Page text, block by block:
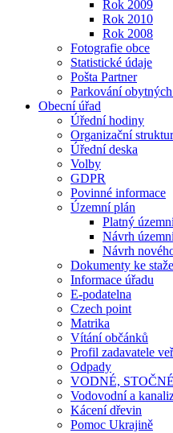
Rok 2009
Rok 2010
Rok 2008
Fotografie obce
Statistické údaje
Pošta Partner
Parkování
Obecní úřad
Úřední hodiny
Organizační
Úřední deska
Volby
GDPR
Povinné informace
Územní plán
Platný
Návrh
Návrh
Dokumenty ke
Informace úřadu
E-podatelna
Czech point
Matrika
Vítání občánků
Profil zadavatele
Odpady
VODNÉ, STOČNÉ
Vodovodní a
Kácení dřevin
Pomoc Ukrajině